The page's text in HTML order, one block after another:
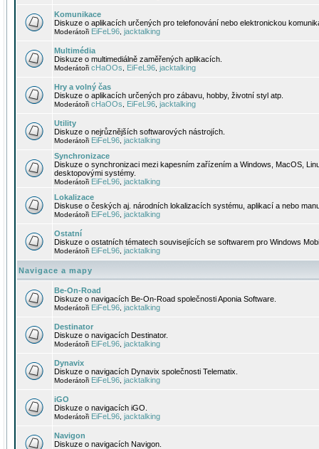
Komunikace
Diskuze o aplikacích určených pro telefonování nebo elektronickou
Moderátoři EiFeL96 jacktalking
Multimédia
Diskuze o multimediálně zaměřených aplikacích.
Moderátoři cHaOOs EiFeL96 jacktalking
Hry a volný čas
Diskuze o aplikacích určených pro zábavu, hobby, životní styl atp.
Moderátoři cHaOOs EiFeL96 jacktalking
Utility
Diskuze o nejrůznějších softwarových nástrojích.
Moderátoři EiFeL96 jacktalking
Synchronizace
Diskuze o synchronizaci mezi kapesním zařízením a Windows, MacOS,
desktopovými systémy.
Moderátoři EiFeL96 jacktalking
Lokalizace
Diskuse o českých aj. národních lokalizacích systému, aplikací a nebo
Moderátoři EiFeL96 jacktalking
Ostatní
Diskuze o ostatních tématech souvisejících se softwarem pro Windows
Moderátoři EiFeL96 jacktalking
Navigace a mapy
Be-On-Road
Diskuze o navigacích Be-On-Road společnosti Aponia Software.
Moderátoři EiFeL96 jacktalking
Destinator
Diskuze o navigacích Destinator.
Moderátoři EiFeL96 jacktalking
Dynavix
Diskuze o navigacích Dynavix společnosti Telematix.
Moderátoři EiFeL96 jacktalking
iGO
Diskuze o navigacích iGO.
Moderátoři EiFeL96 jacktalking
Navigon
Diskuze o navigacích Navigon.